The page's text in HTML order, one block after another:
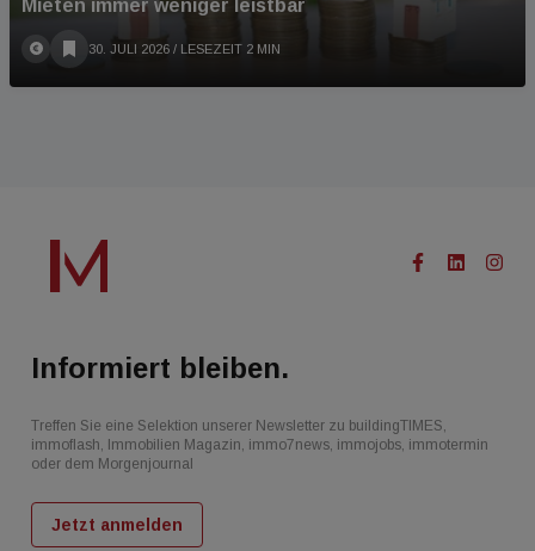
Mieten immer weniger leistbar
30. JULI 2026 / LESEZEIT 2 MIN
Informiert bleiben.
Treffen Sie eine Selektion unserer Newsletter zu buildingTIMES,
immoflash, Immobilien Magazin, immo7news, immojobs, immotermin
oder dem Morgenjournal
Jetzt anmelden